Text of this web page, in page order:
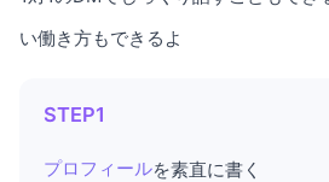
い働き方もできるよ
STEP1
プロフィールを素直に書く